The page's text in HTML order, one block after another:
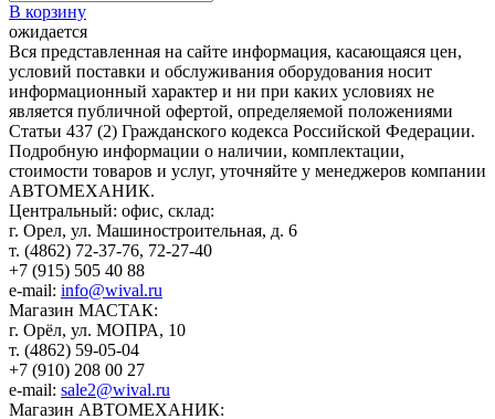
В корзину
ожидается
Вся представленная на сайте информация, касающаяся цен,
условий поставки и обслуживания оборудования носит
информационный характер и ни при каких условиях не
является публичной офертой, определяемой положениями
Статьи 437 (2) Гражданского кодекса Российской Федерации.
Подробную информации о наличии, комплектации,
стоимости товаров и услуг, уточняйте у менеджеров компании
АВТОМЕХАНИК.
​Центральный: офис, склад:
г. Орел, ул. Машиностроительная, д. 6
т. (4862) 72-37-76, 72-27-40
+7 (915) 505 40 88
e-mail: info@wival.ru
Магазин МАСТАК:
г. Орёл, ул. МОПРА, 10
т. (4862) 59-05-04
+7 (910) 208 00 27
e-mail: sale2@wival.ru
Магазин АВТОМЕХАНИК: